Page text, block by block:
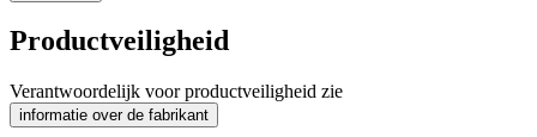
Productveiligheid
Verantwoordelijk voor productveiligheid zie
informatie over de fabrikant